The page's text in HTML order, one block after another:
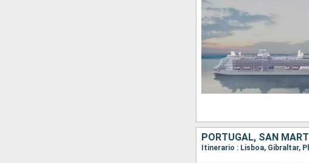
PORTUGAL, SAN
Itinerario : Lisboa, Gibraltar,